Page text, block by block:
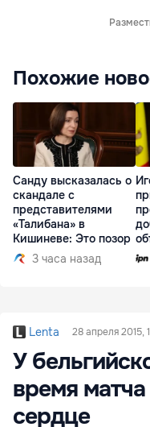
Похожие
Санду высказалась о
скандале с
представителями
«Талибана» в
Кишиневе: Это позор
3 часа назад
Lenta 28 апреля 2015,
У
время
сердце